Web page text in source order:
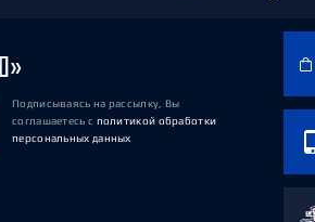
Подписываясь на рассылку, Вы
соглашаетесь с политикой обработки
персональных данных